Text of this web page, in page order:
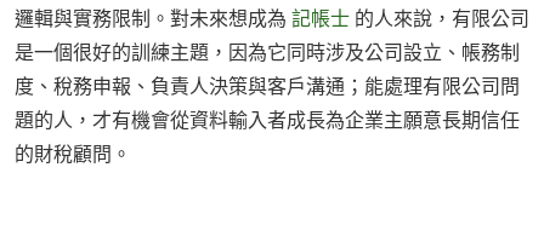
邏輯與實務限制。對未來想成為 記帳士 的人來說，有限公司
是一個很好的訓練主題，因為它同時涉及公司設立、帳務制
度、稅務申報、負責人決策與客戶溝通；能處理有限公司問
題的人，才有機會從資料輸入者成長為企業主願意長期信任
的財稅顧問。